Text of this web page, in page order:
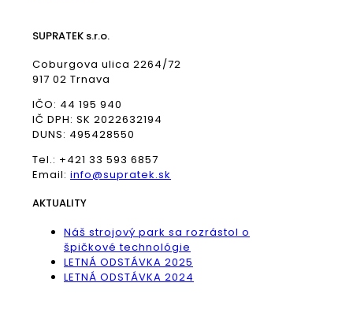
SUPRATEK s.r.o.
Coburgova ulica 2264/72
917 02 Trnava
IČO: 44 195 940
IČ DPH: SK 2022632194
DUNS: 495428550
Tel.: +421 33 593 6857
Email: info@supratek.sk
AKTUALITY
Náš strojový park sa rozrástol o
špičkové technológie
LETNÁ ODSTÁVKA 2025
LETNÁ ODSTÁVKA 2024